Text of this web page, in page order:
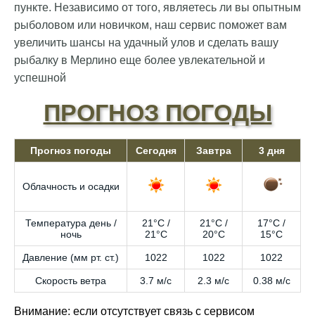
пункте. Независимо от того, являетесь ли вы опытным
рыболовом или новичком, наш сервис поможет вам
увеличить шансы на удачный улов и сделать вашу
рыбалку в Мерлино еще более увлекательной и
успешной
ПРОГНОЗ ПОГОДЫ
Прогноз погоды Сегодня Завтра 3 дня
Облачность и осадки
Температура день /
ночь
21°C /
21°C
21°C /
20°C
17°C /
15°C
Давление (мм рт. ст.) 1022 1022 1022
Скорость ветра 3.7 м/с 2.3 м/с 0.38 м/с
Внимание: если отсутствует связь с сервисом